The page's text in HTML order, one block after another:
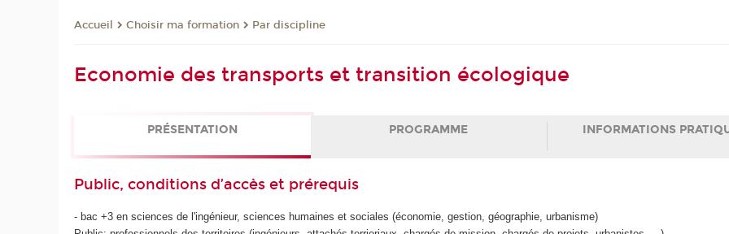
Accueil Choisir ma formation Par discipline
Economie des transports et transition écologique
PRÉSENTATION PROGRAMME INFORMATIONS
Public, conditions d’accès et prérequis
- bac +3 en sciences de l'ingénieur, sciences humaines et sociales (économie, gestion, géographie, urbanisme)